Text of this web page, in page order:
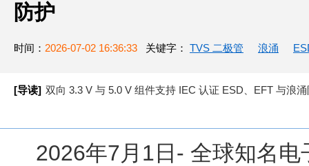
防护
时间： 2026-07-02 16:36:33 关键字： TVS 二极管 浪涌
[导读] 双向 3.3 V 与 5.0 V 组件支持 IEC 认证 ESD、EFT 与浪
2026年7月1日- 全球知名